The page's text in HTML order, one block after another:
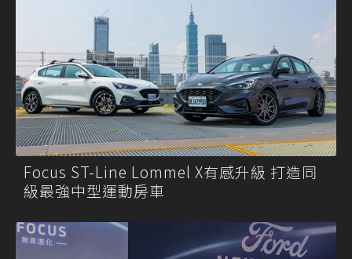
Focus ST-Line Lommel X有感升級 打造同
級最強中型運動房車